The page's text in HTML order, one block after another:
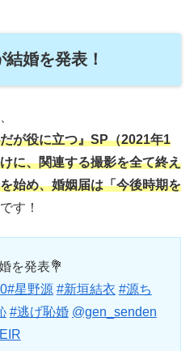
婚を発表！
が役に立つ』SP（2021年1
に、関連する撮影を全て終え
始め、婚姻届は「今後時期を
す！
を発表💐
#星野源 #新垣結衣 #源ち
#逃げ恥婚 @gen_senden